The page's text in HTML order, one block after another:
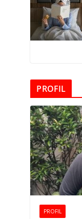
PROFIL
PROFIL